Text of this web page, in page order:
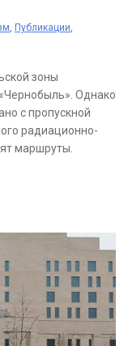
, Публикации,
зоны
Однако
с пропускной
радиационно-
маршруты.